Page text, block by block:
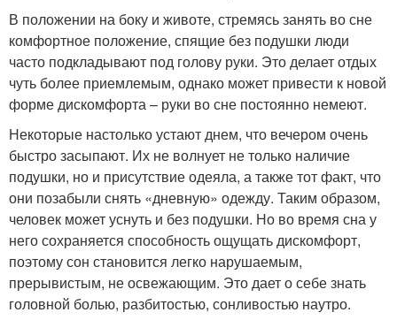
В положении на боку и животе, стремясь занять во сне
комфортное положение, спящие без подушки люди
часто подкладывают под голову руки. Это делает отдых
чуть более приемлемым, однако может привести к новой
форме дискомфорта – руки во сне постоянно немеют.
Некоторые настолько устают днем, что вечером очень
быстро засыпают. Их не волнует не только наличие
подушки, но и присутствие одеяла, а также тот факт, что
они позабыли снять «дневную» одежду. Таким образом,
человек может уснуть и без подушки. Но во время сна у
него сохраняется способность ощущать дискомфорт,
поэтому сон становится легко нарушаемым,
прерывистым, не освежающим. Это дает о себе знать
головной болью, разбитостью, сонливостью наутро.